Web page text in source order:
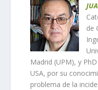
de
Madrid (UPM), y
USA, por su
problema de la